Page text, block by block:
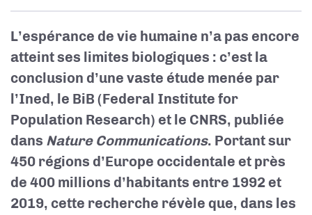
L’espérance de vie humaine n’a pas encore
atteint ses limites biologiques : c’est la
conclusion d’une vaste étude menée par
l’Ined, le BiB (Federal Institute for
Population Research) et le CNRS, publiée
dans Nature Communications. Portant sur
450 régions d’Europe occidentale et près
de 400 millions d’habitants entre 1992 et
2019, cette recherche révèle que, dans les